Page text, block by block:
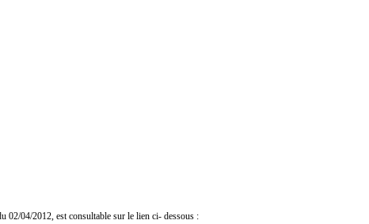
02/04/2012, est consultable sur le lien ci- dessous :